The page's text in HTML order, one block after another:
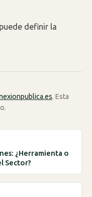
definir la
. Esta
¿Herramienta o
Sector?